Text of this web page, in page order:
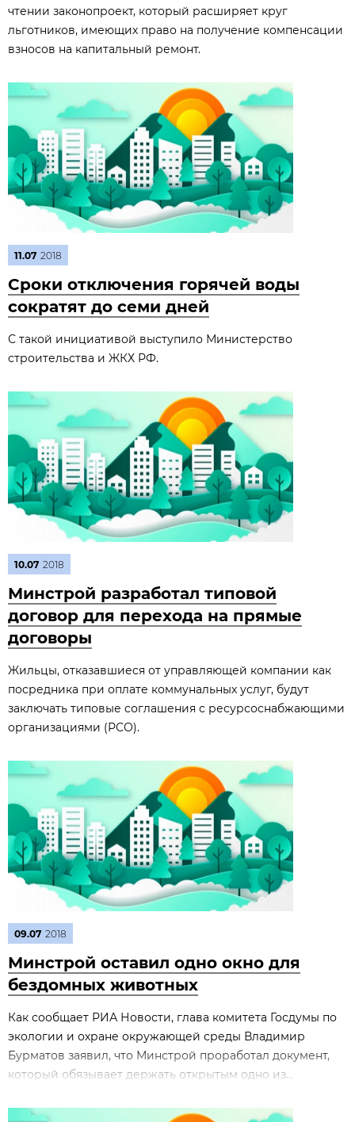
чтении законопроект, который расширяет круг
льготников, имеющих право на получение компенсации
взносов на капитальный ремонт.
11.07 2018
Сроки отключения горячей воды
сократят до семи дней
С такой инициативой выступило Министерство
строительства и ЖКХ РФ.
10.07 2018
Минстрой разработал типовой
договор для перехода на прямые
договоры
Жильцы, отказавшиеся от управляющей компании как
посредника при оплате коммунальных услуг, будут
заключать типовые соглашения с ресурсоснабжающими
организациями (РСО).
09.07 2018
Минстрой оставил одно окно для
бездомных животных
Как сообщает РИА Новости, глава комитета Госдумы по
экологии и охране окружающей среды Владимир
Бурматов заявил, что Минстрой проработал документ,
который обязывает держать открытым одно из...